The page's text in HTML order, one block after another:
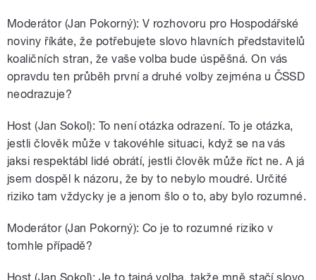
Moderátor (Jan Pokorný): V rozhovoru pro Hospodářské
noviny říkáte, že potřebujete slovo hlavních představitelů
koaličních stran, že vaše volba bude úspěšná. On vás
opravdu ten průběh první a druhé volby zejména u ČSSD
neodrazuje?
Host (Jan Sokol): To není otázka odrazení. To je otázka,
jestli člověk může v takovéhle situaci, když se na vás
jaksi respektábl lidé obrátí, jestli člověk může říct ne. A já
jsem dospěl k názoru, že by to nebylo moudré. Určité
riziko tam vždycky je a jenom šlo o to, aby bylo rozumné.
Moderátor (Jan Pokorný): Co je to rozumné riziko v
tomhle případě?